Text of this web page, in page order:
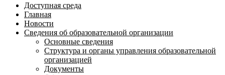
Доступная среда
Главная
Новости
Сведения об образовательной организации
Основные сведения
Структура и органы управления образовательной
организацией
Документы